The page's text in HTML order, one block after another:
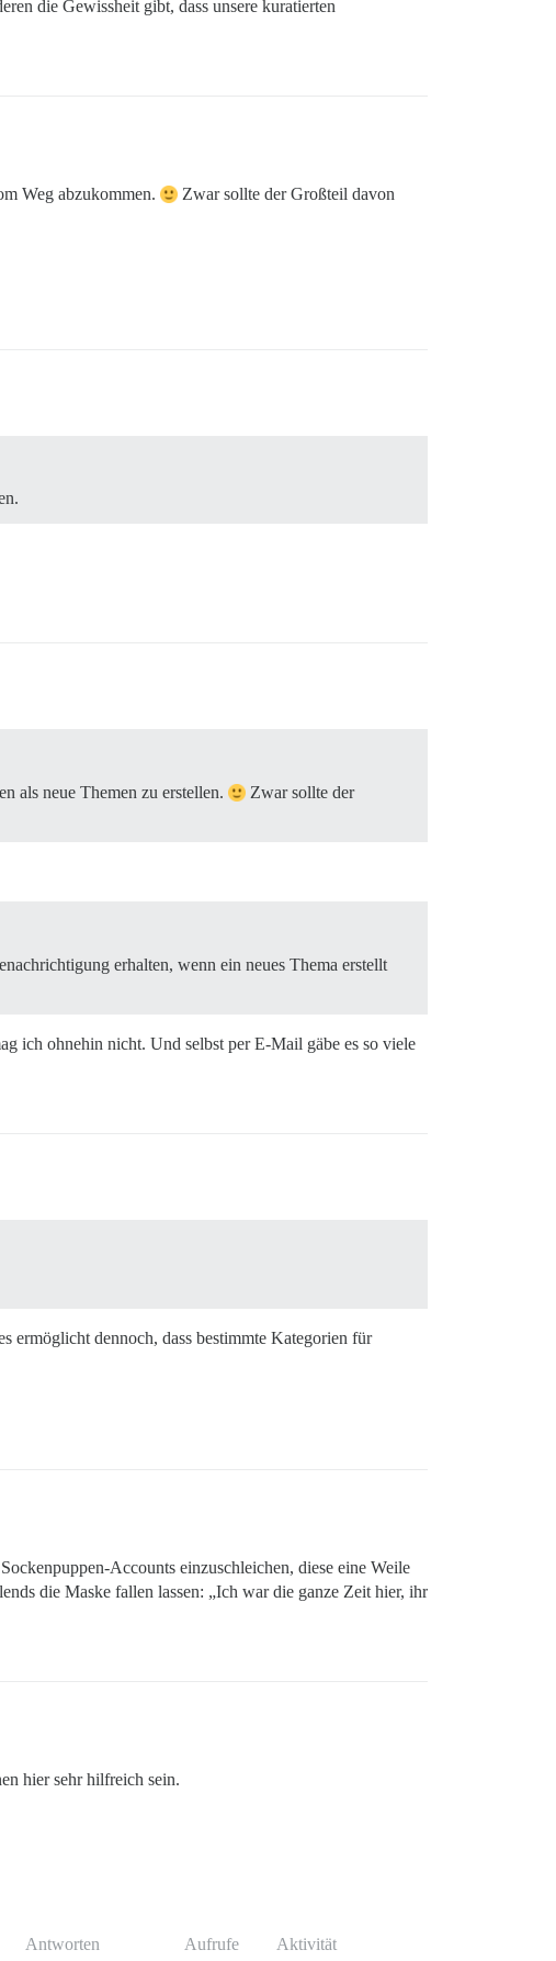
die Gewissheit gibt, dass unsere kuratierten
Weg abzukommen.
Zwar sollte der Großteil davon
als neue Themen zu erstellen.
Zwar sollte der
erhalten, wenn ein neues Thema erstellt
ich ohnehin nicht. Und selbst per E-Mail gäbe es so viele
ermöglicht dennoch, dass bestimmte Kategorien für
Accounts einzuschleichen, diese eine Weile
die Maske fallen lassen: „Ich war die ganze Zeit hier, ihr
hier sehr hilfreich sein.
Antworten Aufrufe Aktivität